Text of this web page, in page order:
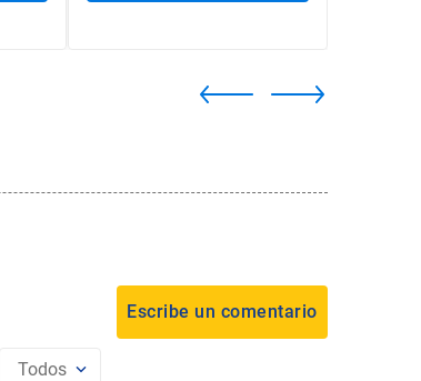
Todos